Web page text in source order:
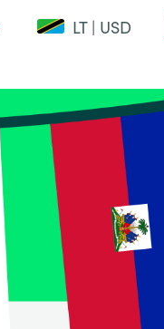
LT | USD